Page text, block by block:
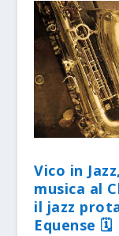
Vico in
musica al
il jazz
Equense 🗓